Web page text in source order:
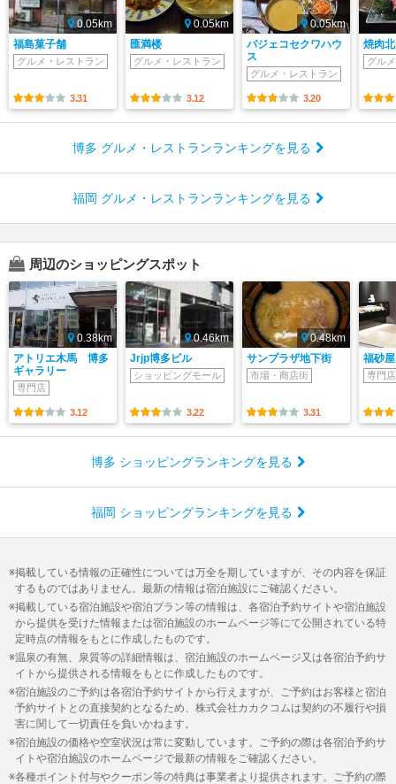
0.05km
福島菓子舗
グルメ・レストラン
3.31
0.05km
匯満楼
グルメ・レストラン
3.12
0.05km
バジェコセクワハウ
ス
グルメ・レストラン
3.20
焼肉
グル
博多 グルメ・レストランランキングを見る
福岡 グルメ・レストランランキングを見る
周辺のショッピングスポット
0.38km
アトリエ木馬 博多
ギャラリー
専門店
3.12
0.46km
Jrjp博多ビル
ショッピングモール
3.22
0.48km
サンプラザ地下街
市場・商店街
3.31
福砂
専門店
博多 ショッピングランキングを見る
福岡 ショッピングランキングを見る
掲載している情報の正確性については万全を期していますが、その内容を保証
するものではありません。最新の情報は宿泊施設にご確認ください。
掲載している宿泊施設や宿泊プラン等の情報は、各宿泊予約サイトや宿泊施設
から提供を受けた情報または宿泊施設のホームページ等にて公開されている特
定時点の情報をもとに作成したものです。
温泉の有無、泉質等の詳細情報は、宿泊施設のホームページ又は各宿泊予約サ
イトから提供される情報をもとに作成したものです。
宿泊施設のご予約は各宿泊予約サイトから行えますが、ご予約はお客様と宿泊
予約サイトとの直接契約となるため、株式会社カカクコムは契約の不履行や損
害に関して一切責任を負いかねます。
宿泊施設の価格や空室状況は常に変動しています。ご予約の際は各宿泊予約サ
イトや宿泊施設のホームページで最新の情報をご確認ください。
各種ポイント付与やクーポン等の特典は事業者より提供されます。ご予約の際